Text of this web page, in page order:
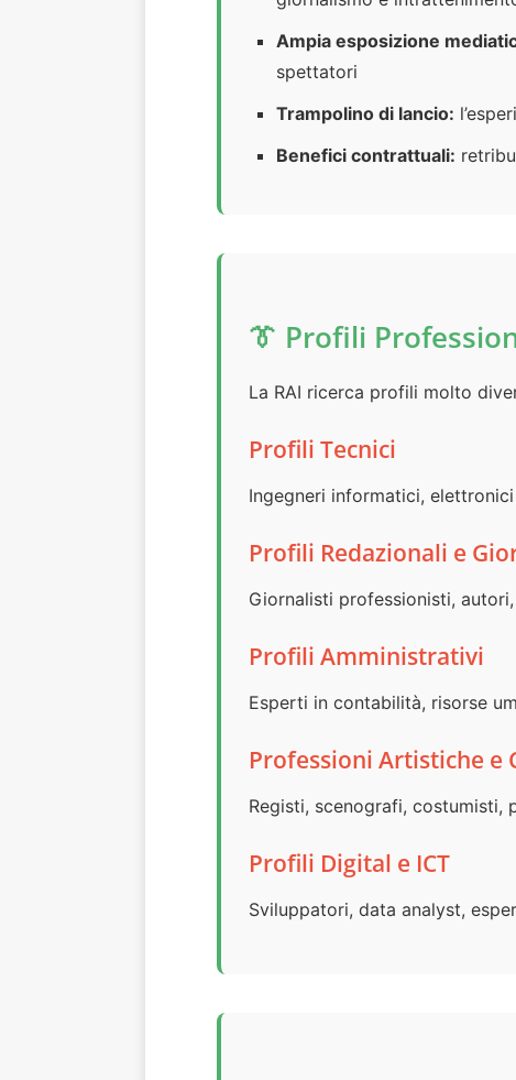
Ampia esposizione
spettatori
Trampolino di lancio:
Benefici contrattuali:
👔 Profili
La RAI ricerca profili molto
Profili Tecnici
Ingegneri informatici,
Profili Redazionali e
Giornalisti professionisti,
Profili Amministrativi
Esperti in contabilità, risorse
Professioni Artistiche e
Registi, scenografi, costumisti,
Profili Digital e ICT
Sviluppatori, data analyst,